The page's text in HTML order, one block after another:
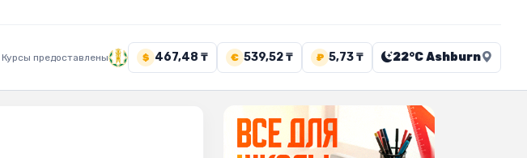
Курсы предоставлены $ 467,48 ₸ € 539,52 ₸ ₽ 5,73 ₸ 22°C Ashburn